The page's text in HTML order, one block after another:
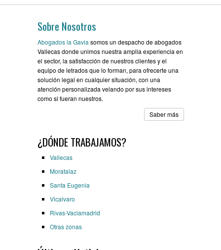
Sobre Nosotros
Abogados la Gaviasomos un despacho de abogados
Vallecas donde unimos nuestra amplia experiencia en
el sector, la satisfacción de nuestros clientes y el
equipo de letrados que lo forman, para ofrecerte una
solución legal en cualquier situación, con una
atención personalizada velando por sus intereses
como si fueran nuestros.
Saber más
¿DÓNDE TRABAJAMOS?
Vallecas
Moratalaz
Santa Eugenia
Vicalvaro
Rivas-Vaciamadrid
Otras zonas